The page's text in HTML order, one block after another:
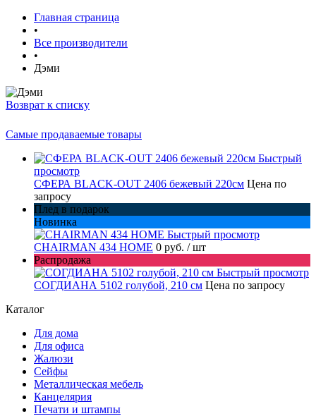
Главная страница
•
Все производители
•
Дэми
Возврат к списку
Самые продаваемые товары
Быстрый
просмотр
СФЕРА BLACK-OUT 2406 бежевый 220см Цена по
запросу
Плед в подарок
Новинка
Быстрый просмотр
CHAIRMAN 434 HOME 0 руб. / шт
Распродажа
Быстрый просмотр
СОГДИАНА 5102 голубой, 210 см Цена по запросу
Каталог
Для дома
Для офиса
Жалюзи
Сейфы
Металлическая мебель
Канцелярия
Печати и штампы